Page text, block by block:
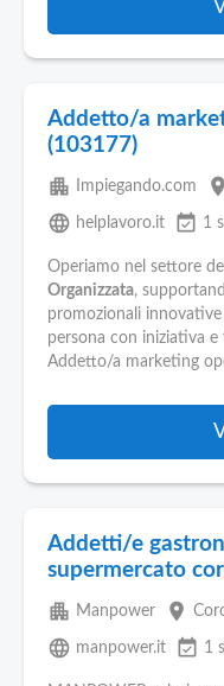
Addetto/a
(103177)
apartment Impiegando.com place
language helplavoro.it event_available 1
Operiamo nel settore
Organizzata,
promozionali
persona con iniziativa
Addetto/a marketing
Addetti/e
supermercato
apartment Manpower place
language manpower.it event_available 1